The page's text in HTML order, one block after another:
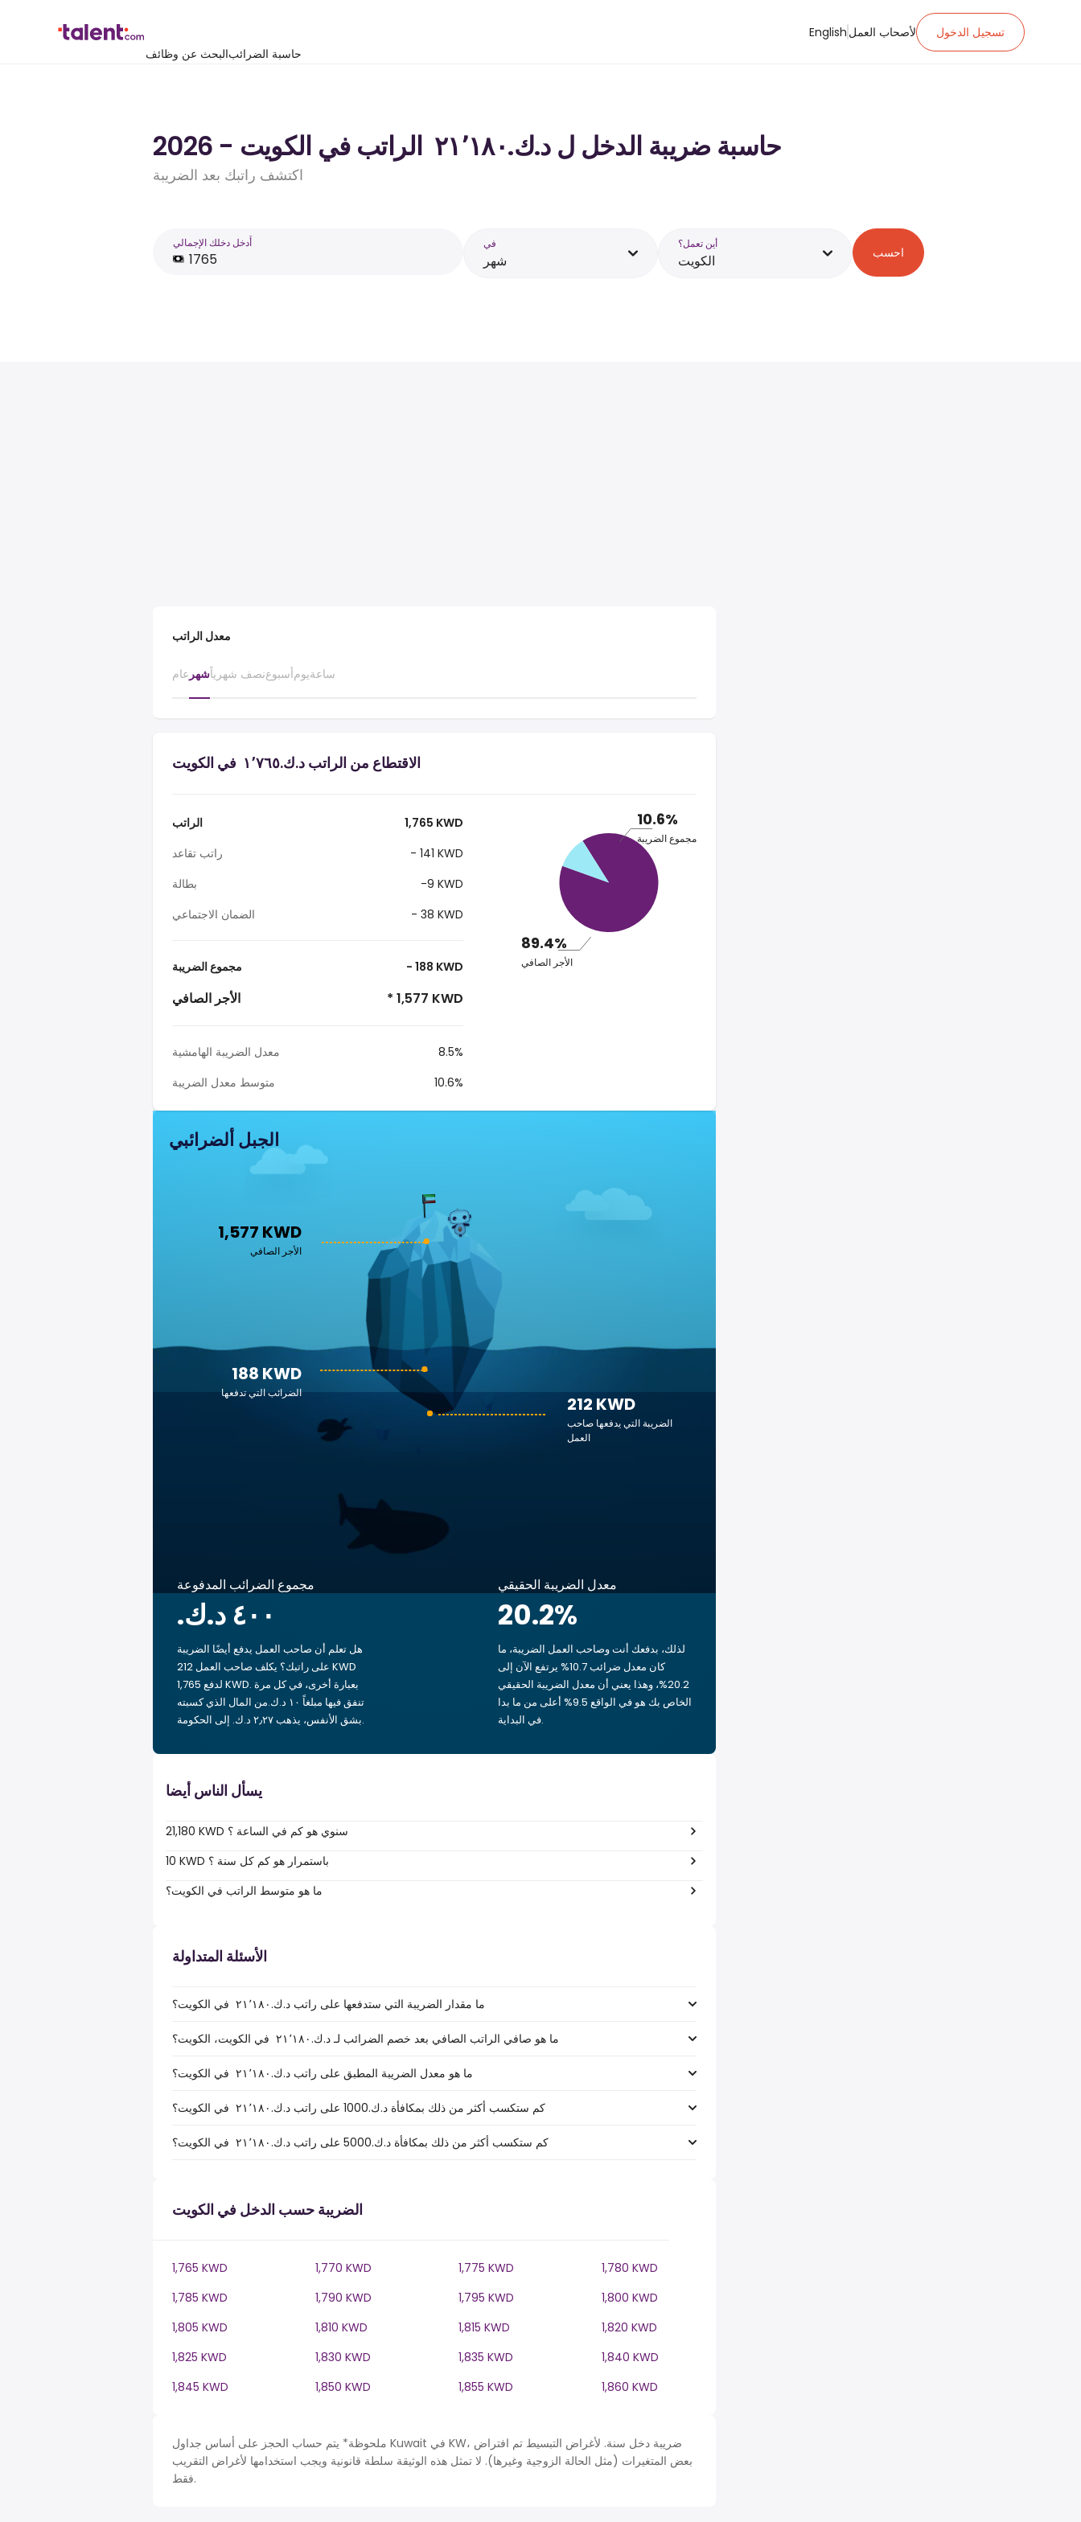
البحث عن وظائفحاسبة الضرائب
English لأصحاب العمل تسجيل الدخول
حاسبة ضريبة الدخل ل د.ك.‏٢١٬١٨٠ ‏ الراتب في الكويت - 2026
اكتشف راتبك بعد الضريبة
أَدخل دخلك الإجمالي في
شهر
أين تعمل؟
الكويت احسب
معدل الراتب
عام شهرنصف شهرياًأسبوعيومساعة
الاقتطاع من الراتب د.ك.‏١٬٧٦٥ ‏ في الكويت
الراتب
1,765 KWD
راتب تقاعد
- 141 KWD
بطالة
-9 KWD
الضمان الاجتماعي
- 38 KWD
مجموع الضريبة - 188 KWD
الأجر الصافي * 1,577 KWD
معدل الضريبة الهامشية
8.5%
متوسط معدل الضريبة
10.6%
10.6%
مجموع الضريبة
89.4%
الأجر الصافي
الجبل ألضرائبي
1,577 KWD
الأجر الصافي
212 KWD
الضريبة التي يدفعها صاحب
العمل
188 KWD
الضرائب التي تدفعها
مجموع الضرائب المدفوعة
هل تعلم أن صاحب العمل يدفع أيضًا الضريبة
على راتبك؟ يكلف صاحب العمل 212 KWD
لدفع 1,765 KWD. بعبارة أخرى، في كل مرة
تنفق فيها مبلغاً ‏١٠ د.ك.‏من المال الذي كسبته
بشق الأنفس، يذهب ‏٢٫٢٧ د.ك.‏ إلى الحكومة.
معدل الضريبة الحقيقي
20.2%
لذلك، بدفعك أنت وصاحب العمل الضريبة، ما
كان معدل ضرائب 10.7% يرتفع الآن إلى
20.2%، وهذا يعني أن معدل الضريبة الحقيقي
الخاص بك هو في الواقع 9.5% أعلى من ما بدا
في البداية.
يسأل الناس أيضا
21,180 KWD سنوي هو كم في الساعة ؟
10 KWD باستمرار هو كم كل سنة ؟
ما هو متوسط الراتب في الكويت؟
الأسئلة المتداولة
ما مقدار الضريبة التي ستدفعها على راتب د.ك.‏٢١٬١٨٠ ‏ في الكويت؟
ما هو صافي الراتب الصافي بعد خصم الضرائب لـ د.ك.‏٢١٬١٨٠ ‏ في الكويت، الكويت؟
ما هو معدل الضريبة المطبق على راتب د.ك.‏٢١٬١٨٠ ‏ في الكويت؟
كم ستكسب أكثر من ذلك بمكافأة د.ك.1000 على راتب د.ك.‏٢١٬١٨٠ ‏ في الكويت؟
كم ستكسب أكثر من ذلك بمكافأة د.ك.5000 على راتب د.ك.‏٢١٬١٨٠ ‏ في الكويت؟
الضريبة حسب الدخل في الكويت
1,765 KWD 1,770 KWD 1,775 KWD
1,780 KWD
1,785 KWD
1,790 KWD 1,795 KWD
1,800 KWD
1,805 KWD
1,810 KWD 1,815 KWD
1,820 KWD
1,825 KWD
1,830 KWD 1,835 KWD
1,840 KWD
1,845 KWD
1,850 KWD 1,855 KWD 1,860 KWD
ملحوظة* يتم حساب الحجز على أساس جداول Kuwait في KW، ضريبة دخل سنة. لأغراض التبسيط تم افتراض
بعض المتغيرات (مثل الحالة الزوجية وغيرها). لا تمثل هذه الوثيقة سلطة قانونية ويجب استخدامها لأغراض التقريب
فقط.